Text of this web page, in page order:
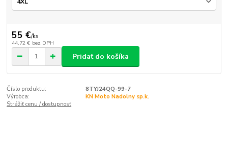
55 €/ks
44,72 € bez DPH
Pridať do košíka
Číslo produktu:
8TYJ24QQ-99-7
Výrobca:
KN Moto Nadolny sp.k.
Strážiť cenu / dostupnosť